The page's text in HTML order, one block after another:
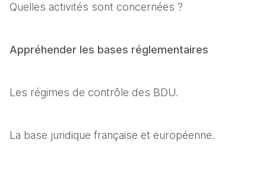
Quelles activités sont concernées ?
Appréhender les bases réglementaires
Les régimes de contrôle des BDU.
La base juridique française et européenne.